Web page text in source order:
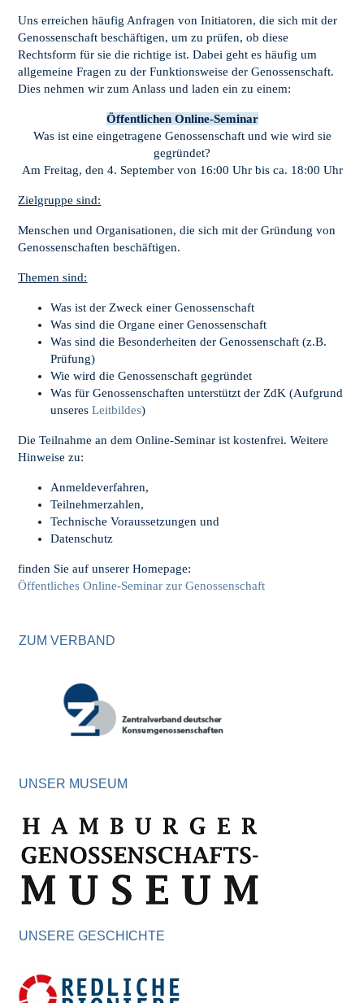
Uns erreichen häufig Anfragen von Initiatoren, die sich mit der
Genossenschaft beschäftigen, um zu prüfen, ob diese
Rechtsform für sie die richtige ist. Dabei geht es häufig um
allgemeine Fragen zu der Funktionsweise der Genossenschaft.
Dies nehmen wir zum Anlass und laden ein zu einem:
Öffentlichen Online-Seminar
Was ist eine eingetragene Genossenschaft und wie wird sie
gegründet?
Am Freitag, den 4. September von 16:00 Uhr bis ca. 18:00 Uhr
Zielgruppe sind:
Menschen und Organisationen, die sich mit der Gründung von
Genossenschaften beschäftigen.
Themen sind:
Was ist der Zweck einer Genossenschaft
Was sind die Organe einer Genossenschaft
Was sind die Besonderheiten der Genossenschaft (z.B.
Prüfung)
Wie wird die Genossenschaft gegründet
Was für Genossenschaften unterstützt der ZdK (Aufgrund
unseresLeitbildes)
Die Teilnahme an dem Online-Seminar ist kostenfrei. Weitere
Hinweise zu:
Anmeldeverfahren,
Teilnehmerzahlen,
Technische Voraussetzungen und
Datenschutz
finden Sie auf unserer Homepage:
Öffentliches Online-Seminar zur Genossenschaft
ZUM VERBAND
UNSER MUSEUM
UNSERE GESCHICHTE